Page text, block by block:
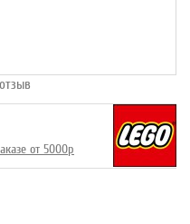
от 5000р